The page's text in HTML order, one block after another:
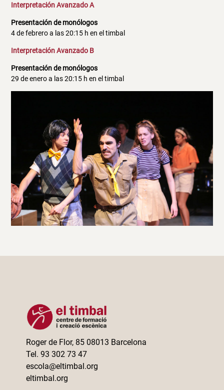
Interpretación Avanzado A
Presentación de monólogos
4 de febrero a las 20:15 h en el timbal
Interpretación Avanzado B
Presentación de monólogos
29 de enero a las 20:15 h en el timbal
Roger de Flor, 85 08013 Barcelona
Tel. 93 302 73 47
escola@eltimbal.org
eltimbal.org